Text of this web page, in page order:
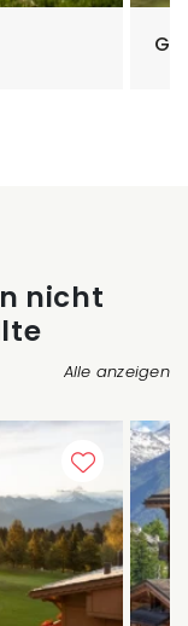
nicht
Alle anzeigen